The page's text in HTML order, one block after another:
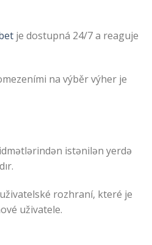
je dostupná 24/7 a reaguje
na výběr výher je
istənilən yerdə
rozhraní, které je
uživatele.